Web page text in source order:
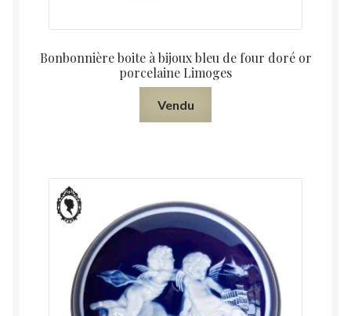
Bonbonnière boite à bijoux bleu de four doré or
porcelaine Limoges
Vendu